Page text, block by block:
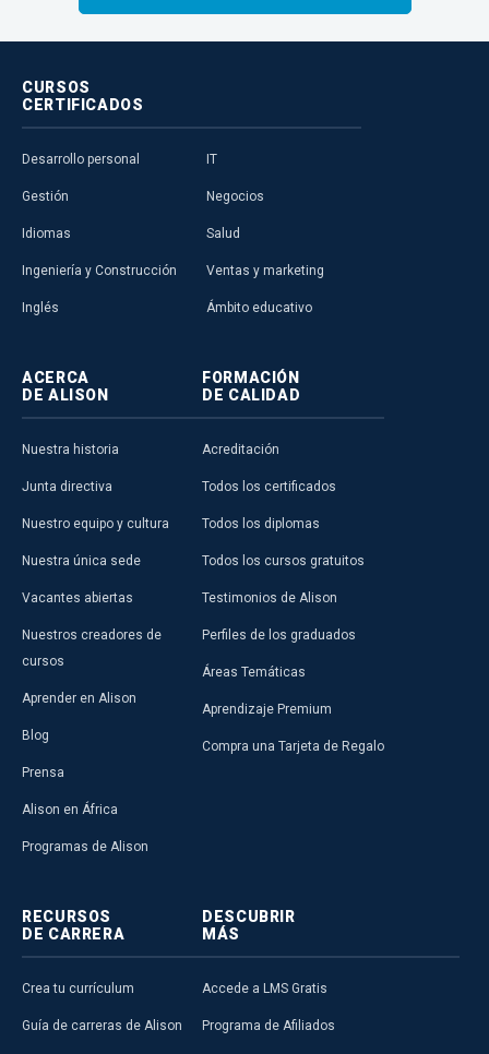
CURSOS
CERTIFICADOS
Desarrollo personal
Gestión
Idiomas
Ingeniería y Construcción
Inglés
IT
Negocios
Salud
Ventas y marketing
Ámbito educativo
ACERCA
DE ALISON
Nuestra historia
Junta directiva
Nuestro equipo y cultura
Nuestra única sede
Vacantes abiertas
Nuestros creadores de
cursos
Aprender en Alison
Blog
Prensa
Alison en África
Programas de Alison
FORMACIÓN
DE CALIDAD
Acreditación
Todos los certificados
Todos los diplomas
Todos los cursos gratuitos
Testimonios de Alison
Perfiles de los graduados
Áreas Temáticas
Aprendizaje Premium
Compra una Tarjeta de Regalo
RECURSOS
DE CARRERA
Crea tu currículum
Guía de carreras de Alison
DESCUBRIR
MÁS
Accede a LMS Gratis
Programa de Afiliados